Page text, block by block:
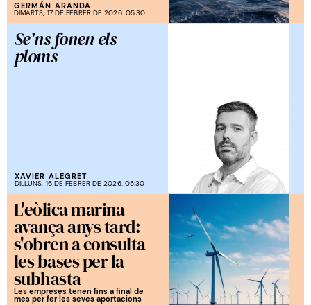
GERMÁN ARANDA
DIMARTS, 17 DE FEBRER DE 2026. 05:30
Se’ns fonen els
ploms
XAVIER ALEGRET
DILLUNS, 16 DE FEBRER DE 2026. 05:30
L'eòlica marina
avança anys tard:
s'obren a consulta
les bases per la
subhasta
Les empreses tenen fins a final de
mes per fer les seves aportacions